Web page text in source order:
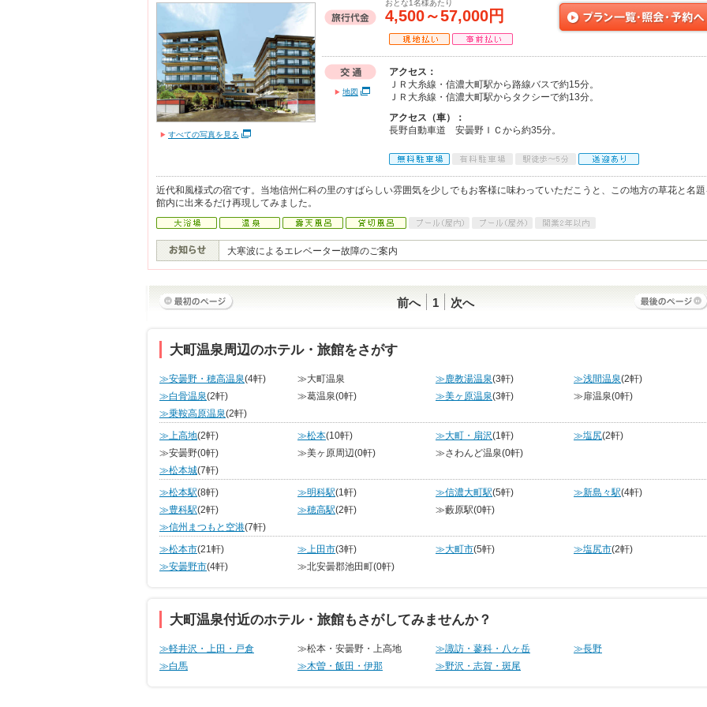
すべての写真を見る
おとな1名様あたり
4,500～57,000円
地図
アクセス：
ＪＲ大糸線・信濃大町駅から路線バスで約15分。
ＪＲ大糸線・信濃大町駅からタクシーで約13分。
アクセス（車）：
長野自動車道 安曇野ＩＣから約35分。
近代和風様式の宿です。当地信州仁科の里のすばらしい雰囲気を少しでもお客様に味わっていただこうと、この地方の草花と名
館内に出来るだけ再現してみました。
大寒波によるエレベーター故障のご案内
前へ 1 次へ
大町温泉周辺のホテル・旅館をさがす
≫安曇野・穂高温泉(4軒) ≫大町温泉 ≫鹿教湯温泉(3軒) ≫浅間温泉(2軒)
≫白骨温泉(2軒) ≫葛温泉(0軒) ≫美ヶ原温泉(3軒) ≫扉温泉(0軒)
≫乗鞍高原温泉(2軒)
≫上高地(2軒) ≫松本(10軒) ≫大町・扇沢(1軒) ≫塩尻(2軒)
≫安曇野(0軒) ≫美ヶ原周辺(0軒) ≫さわんど温泉(0軒)
≫松本城(7軒)
≫松本駅(8軒) ≫明科駅(1軒) ≫信濃大町駅(5軒) ≫新島々駅(4軒)
≫豊科駅(2軒) ≫穂高駅(2軒) ≫藪原駅(0軒)
≫信州まつもと空港(7軒)
≫松本市(21軒) ≫上田市(3軒) ≫大町市(5軒) ≫塩尻市(2軒)
≫安曇野市(4軒) ≫北安曇郡池田町(0軒)
大町温泉付近のホテル・旅館もさがしてみませんか？
≫軽井沢・上田・戸倉 ≫松本・安曇野・上高地 ≫諏訪・蓼科・八ヶ岳
≫長野
≫白馬
≫木曽・飯田・伊那 ≫野沢・志賀・斑尾